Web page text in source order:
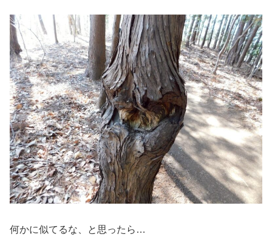
何かに似てるな、と思ったら…